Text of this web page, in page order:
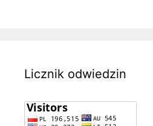
Licznik odwiedzin